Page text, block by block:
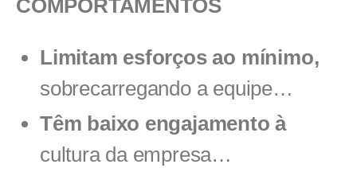
COMPORTAMENTOS
Limitam esforços ao mínimo,
sobrecarregando a equipe…
Têm baixo engajamentoà
cultura da empresa…